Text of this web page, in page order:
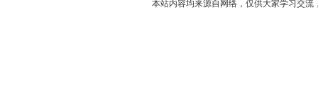
本站内容均来源自网络，仅供大家学习交